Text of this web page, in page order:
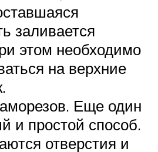
заливается
этом необходимо
на верхние
Еще один
и простой способ.
отверстия и